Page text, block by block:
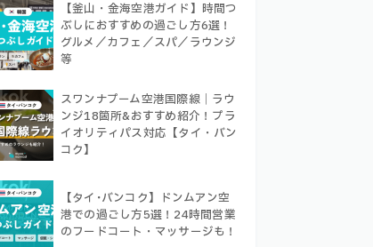
【釜山・金海空港ガイド】時間つ
ぶしにおすすめの過ごし方6選！
グルメ／カフェ／スパ／ラウンジ
等
スワンナプーム空港国際線｜ラウ
ンジ18箇所&おすすめ紹介！プラ
イオリティパス対応【タイ・バン
コク】
【タイ･バンコク】ドンムアン空
港での過ごし方5選！24時間営業
のフードコート・マッサージも！